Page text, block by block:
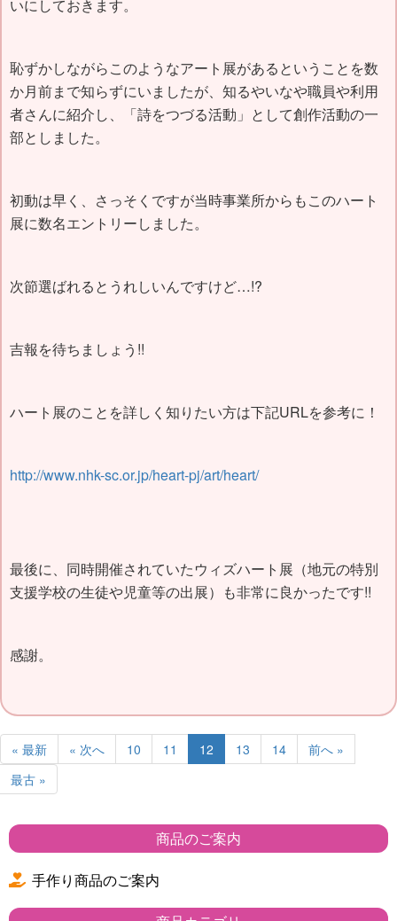
いにしておきます。
恥ずかしながらこのようなアート展があるということを数
か月前まで知らずにいましたが、知るやいなや職員や利用
者さんに紹介し、「詩をつづる活動」として創作活動の一
部としました。
初動は早く、さっそくですが当時事業所からもこのハート
展に数名エントリーしました。
次節選ばれるとうれしいんですけど…!?
吉報を待ちましょう!!
ハート展のことを詳しく知りたい方は下記URLを参考に！
http://www.nhk-sc.or.jp/heart-pj/art/heart/
最後に、同時開催されていたウィズハート展（地元の特別
支援学校の生徒や児童等の出展）も非常に良かったです!!
感謝。
« 最新 « 次へ 10 11 12 13 14
前へ »
最古 »
商品のご案内
手作り商品のご案内